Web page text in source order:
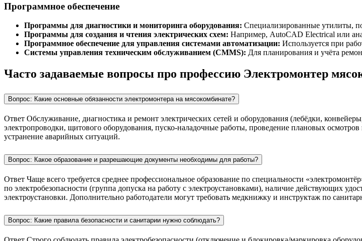
Программное обеспечение
Программы для диагностики и мониторинга оборудования: Специализированные утилиты,
Программы для создания и чтения электрических схем: Например, AutoCAD Electrical или
Программное обеспечение для управления системами автоматизации: Используется при
Системы управления техническим обслуживанием (CMMS): Для планирования и учёта
Часто задаваемые вопросы про профессию Электромонтер
Вопрос: Какие основные обязанности электромонтера на мясокомбинате?
Ответ Обслуживание, диагностика и ремонт электрических сетей и оборудования (лебёдки,
электропроводки, щитового оборудования, пуско‑наладочные работы, проведение плановых
устранение аварийных ситуаций.
Вопрос: Какое образование и разрешающие документы необходимы для работы?
Ответ Чаще всего требуется среднее профессиональное образование по специальности
по электробезопасности (группа допуска на работу с электроустановками), наличие действующих
электроустановки. Дополнительно работодатели могут требовать медкнижку и инструктаж по
Вопрос: Какие правила безопасности и санитарии нужно соблюдать?